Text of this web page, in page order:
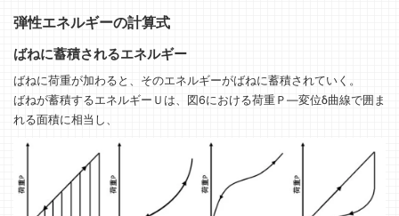
弾性エネルギーの計算式
ばねに蓄積されるエネルギー
ばねに荷重が加わると、そのエネルギーがばねに蓄積されていく。
ばねが蓄積するエネルギーＵは、図6における荷重Ｐ―変位δ曲線で囲ま
れる面積に相当し、